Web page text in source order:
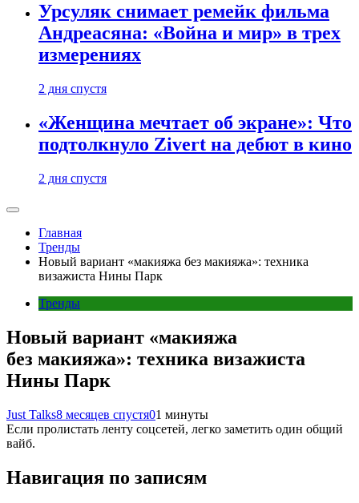
Урсуляк снимает ремейк фильма
Андреасяна: «Война и мир» в трех
измерениях
2 дня спустя
«Женщина мечтает об экране»: Что
подтолкнуло Zivert на дебют в кино
2 дня спустя
Главная
Тренды
Новый вариант «макияжа без макияжа»: техника
визажиста Нины Парк
Тренды
Новый вариант «макияжа
без макияжа»: техника визажиста
Нины Парк
Just Talks8 месяцев спустя01 минуты
Если пролистать ленту соцсетей, легко заметить один общий
вайб.
Навигация по записям